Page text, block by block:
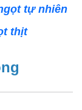
tự nhiên
thịt